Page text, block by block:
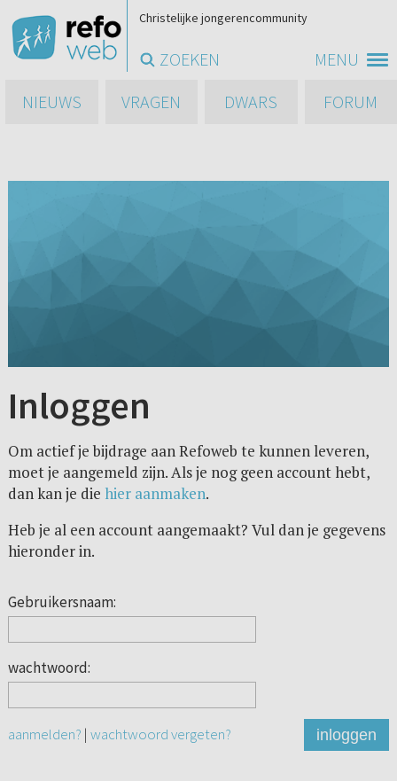
MENU
Christelijke jongerencommunity
ZOEKEN
NIEUWS
VRAGEN DWARS FORUM
Inloggen
Om actief je bijdrage aan Refoweb te kunnen leveren,
moet je aangemeld zijn. Als je nog geen account hebt,
dan kan je die hier aanmaken.
Heb je al een account aangemaakt? Vul dan je gegevens
hieronder in.
Gebruikersnaam:
wachtwoord:
aanmelden? | wachtwoord vergeten? inloggen